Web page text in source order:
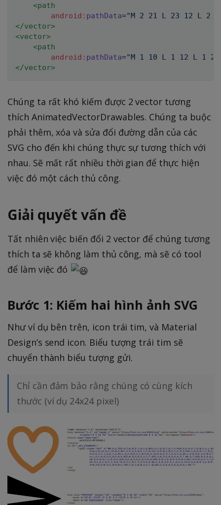
<path
android: pathData="M 2 21 L 23 12 L 2
</vector>
<vector>
<path
android: pathData="M 1 10 L 1 12 L 1
</vector>
Chúng ta rất khó kiếm được 2 vector tương
thích AnimatedVectorDrawables. Chúng ta buộc
phải thêm, xóa và sửa đổi đường dẫn của các
SVG cho đến khi chúng thực sự tương thích với
nhau. Sẽ mất rất nhiều thời gian để thực hiện
việc đó một cách thủ công.
Giải quyết vấn đề
Tất nhiên việc biến đổi 2 vector để chúng tương
thích ta sẽ không làm thủ công, mà sẽ có tool
để làm việc đó
Bước 1: Kiếm hai hình ảnh SVG
Như ví dụ bên trên, icon trái tim, và Material
Design’s send icon. Biểu tượng trái tim sẽ
chuyển thành biểu tượng gửi.
Chỉ cần đảm bảo rằng chúng có cùng kích
thước (ví dụ 24x24 pixel)